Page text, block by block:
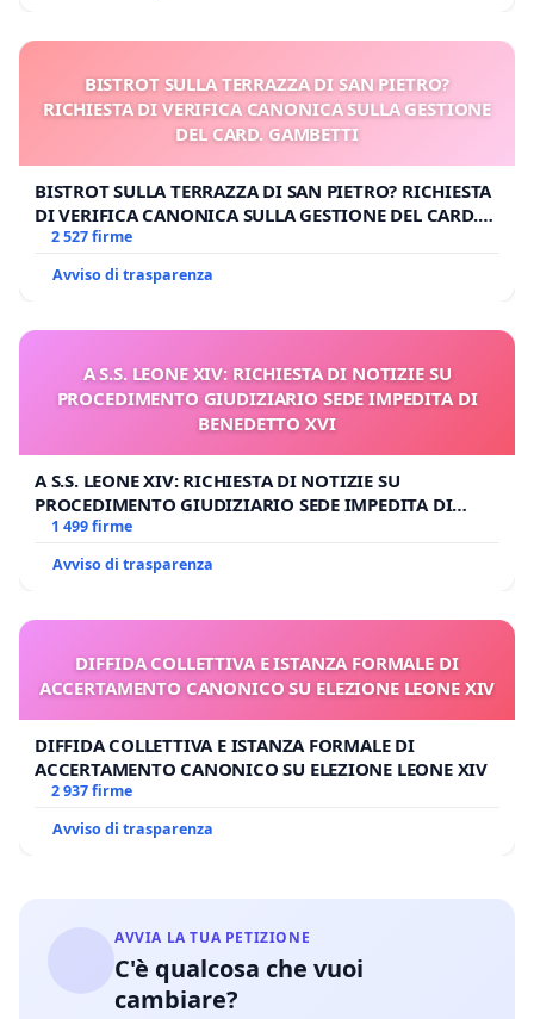
BISTROT SULLA TERRAZZA DI SAN PIETRO?
RICHIESTA DI VERIFICA CANONICA SULLA GESTIONE
DEL CARD. GAMBETTI
BISTROT SULLA TERRAZZA DI SAN PIETRO? RICHIESTA
DI VERIFICA CANONICA SULLA GESTIONE DEL CARD.
GAMBETTI
2 527 firme
Avviso di trasparenza
A S.S. LEONE XIV: RICHIESTA DI NOTIZIE SU
PROCEDIMENTO GIUDIZIARIO SEDE IMPEDITA DI
BENEDETTO XVI
A S.S. LEONE XIV: RICHIESTA DI NOTIZIE SU
PROCEDIMENTO GIUDIZIARIO SEDE IMPEDITA DI
BENEDETTO XVI
1 499 firme
Avviso di trasparenza
DIFFIDA COLLETTIVA E ISTANZA FORMALE DI
ACCERTAMENTO CANONICO SU ELEZIONE LEONE XIV
DIFFIDA COLLETTIVA E ISTANZA FORMALE DI
ACCERTAMENTO CANONICO SU ELEZIONE LEONE XIV
2 937 firme
Avviso di trasparenza
AVVIA LA TUA PETIZIONE
C'è qualcosa che vuoi
cambiare?